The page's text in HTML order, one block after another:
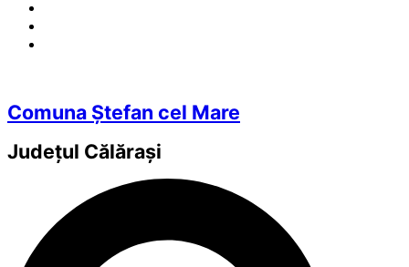
Comuna Ștefan cel Mare
Județul Călărași